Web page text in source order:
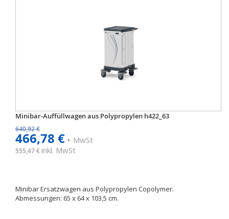
Minibar-Auffüllwagen aus Polypropylen h422_63
640,92 €
466,78 €+ MwSt
555,47 € inkl. MwSt
Minibar Ersatzwagen aus Polypropylen Copolymer.
Abmessungen: 65 x 64 x 103,5 cm.